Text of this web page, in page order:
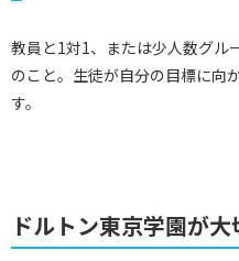
教員と1対1、または少人数グル
のこと。生徒が自分の目標に向
す。
ドルトン東京学園が